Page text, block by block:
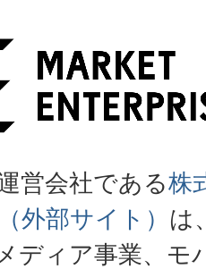
営会社である株
外部サイト） は
ディア事業、モ